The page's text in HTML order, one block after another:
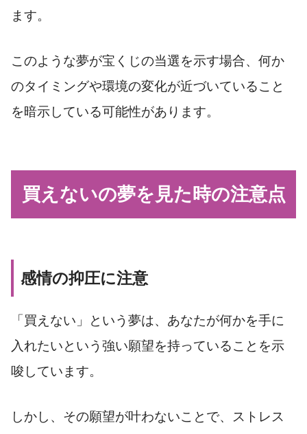
ます。
このような夢が宝くじの当選を示す場合、何か
のタイミングや環境の変化が近づいていること
を暗示している可能性があります。
買えないの夢を見た時の注意点
感情の抑圧に注意
「買えない」という夢は、あなたが何かを手に
入れたいという強い願望を持っていることを示
唆しています。
しかし、その願望が叶わないことで、ストレス